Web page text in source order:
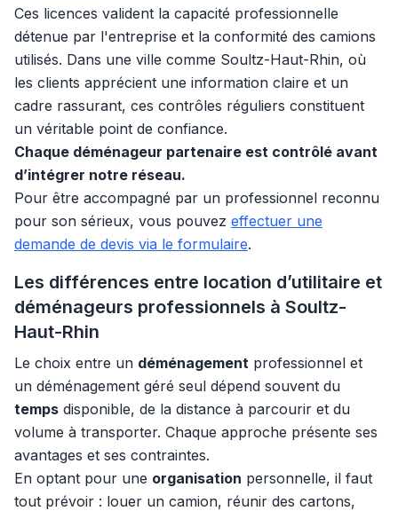
Ces licences valident la capacité professionnelle
détenue par l'entreprise et la conformité des camions
utilisés. Dans une ville comme Soultz-Haut-Rhin, où
les clients apprécient une information claire et un
cadre rassurant, ces contrôles réguliers constituent
un véritable point de confiance.
Chaque déménageur partenaire est contrôlé avant
d’intégrer notre réseau.
Pour être accompagné par un professionnel reconnu
pour son sérieux, vous pouvez effectuer une
demande de devis via le formulaire.
Les différences entre location d’utilitaire et
déménageurs professionnels à Soultz-
Haut-Rhin
Le choix entre un déménagement professionnel et
un déménagement géré seul dépend souvent du
temps disponible, de la distance à parcourir et du
volume à transporter. Chaque approche présente ses
avantages et ses contraintes.
En optant pour une organisation personnelle, il faut
tout prévoir : louer un camion, réunir des cartons,